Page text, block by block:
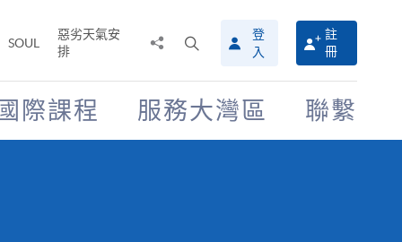
SOUL
惡劣天氣安
排
搜
尋
介
面
登
入
註
冊
際課程 服務大灣區 聯繫